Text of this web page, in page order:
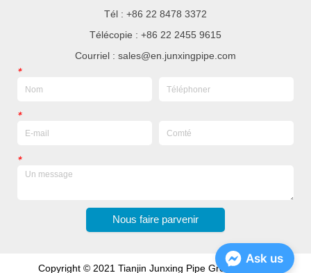
Tél : +86 22 8478 3372
Télécopie : +86 22 2455 9615
Courriel : sales@en.junxingpipe.com
*
*
*
Nous faire parvenir
Copyright © 2021 Tianjin Junxing Pipe Group Co., Ltd
Ask us